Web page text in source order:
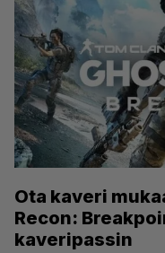
Ota kaveri
Recon:
kaveripassin